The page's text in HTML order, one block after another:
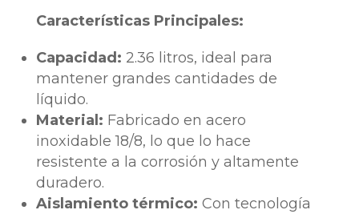
Características Principales:
Capacidad: 2.36 litros, ideal para
mantener grandes cantidades de
líquido.
Material: Fabricado en acero
inoxidable 18/8, lo que lo hace
resistente a la corrosión y altamente
duradero.
Aislamiento térmico: Con tecnología